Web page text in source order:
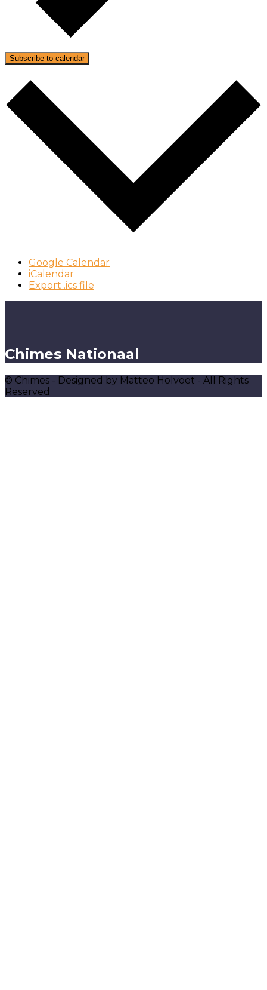
Subscribe to calendar
Google Calendar
iCalendar
Export .ics file
Chimes Nationaal
© Chimes - Designed by Matteo Holvoet - All Rights
Reserved